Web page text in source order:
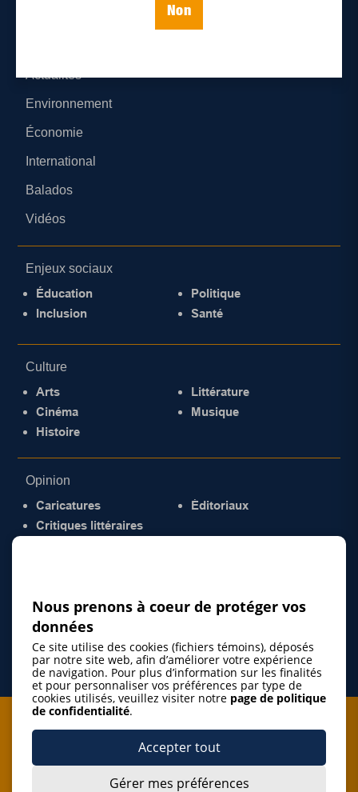
Non
Actualités
Environnement
Économie
International
Balados
Vidéos
Enjeux sociaux
Éducation
Inclusion
Politique
Santé
Culture
Arts
Cinéma
Histoire
Littérature
Musique
Opinion
Caricatures
Critiques littéraires
Éditoriaux
Je m'abonne à l'infolettre
Nous prenons à coeur de protéger vos
données
Ce site utilise des cookies (fichiers témoins), déposés
par notre site web, afin d’améliorer votre expérience
de navigation. Pour plus d’information sur les finalités
et pour personnaliser vos préférences par type de
cookies utilisés, veuillez visiter notre page de politique
de confidentialité.
Accepter tout
Gérer mes préférences